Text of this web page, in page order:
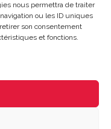
nous permettra de traiter
ou les ID uniques
son consentement
et fonctions.
réservés |Mentions